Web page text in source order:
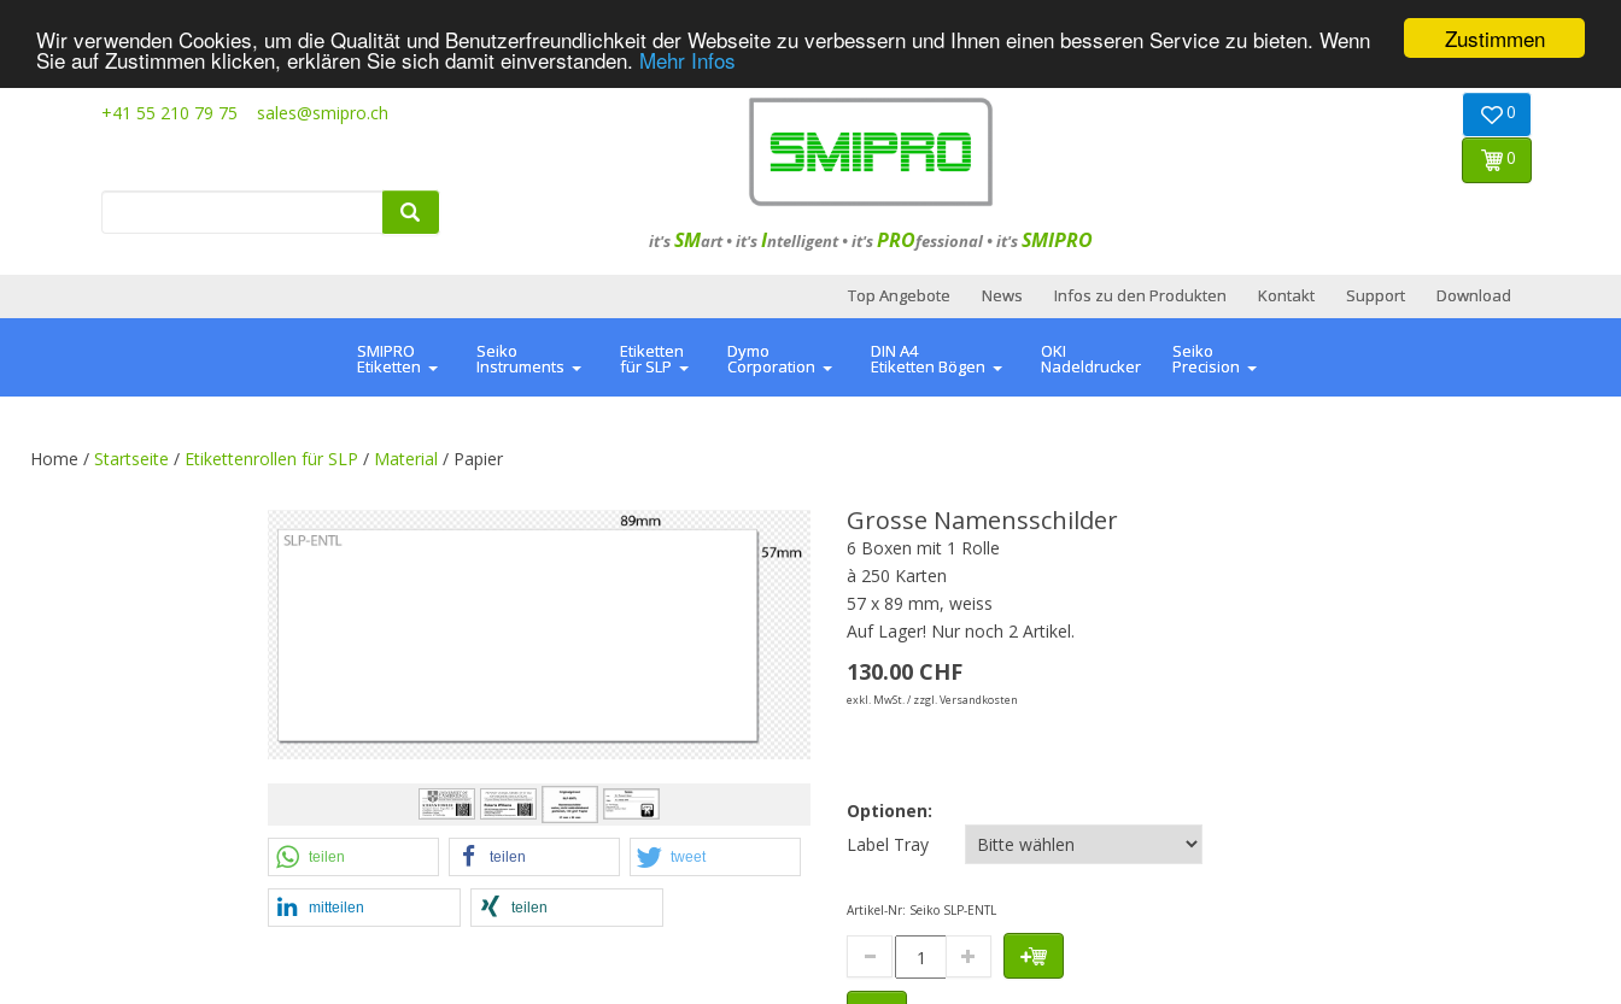
Zustimmen
Wir verwenden Cookies, um die Qualität und Benutzerfreundlichkeit der Webseite zu verbessern und Ihnen einen besseren Service zu bieten. Wenn
Sie auf Zustimmen klicken, erklären Sie sich damit einverstanden. Mehr Infos
+41 55 210 79 75 sales@smipro.ch
it'sSMart •it'sIntelligent•it'sPROfessional•it'sSMIPRO
0
0
Top Angebote News Infos zu den Produkten Kontakt Support Download
SMIPRO
Etiketten
Seiko
Instruments
Etiketten
für SLP
Dymo
Corporation
DIN A4
Etiketten Bögen
OKI
Nadeldrucker
Seiko
Precision
Home / Startseite / Etikettenrollen für SLP / Material / Papier
teilen teilen tweet
mitteilen teilen
Grosse Namensschilder
6 Boxen mit 1 Rolle
à 250 Karten
57 x 89 mm, weiss
Auf Lager! Nur noch 2 Artikel.
130.00 CHF
exkl. MwSt. / zzgl. Versandkosten
Optionen:
Label Tray
Artikel-Nr: Seiko SLP-ENTL